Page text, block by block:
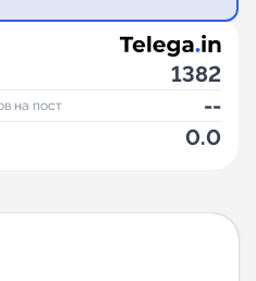
1382
на пост --
0.0